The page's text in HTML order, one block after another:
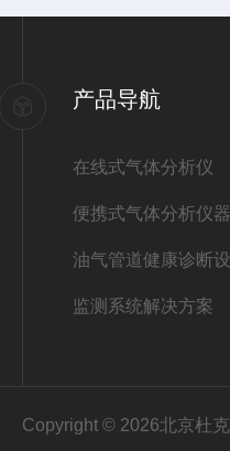
产品导航
在线式气体分析仪
便携式气体分析仪器
油气管道健康诊断
监测系统解决方案
Copyright © 2026北京杜